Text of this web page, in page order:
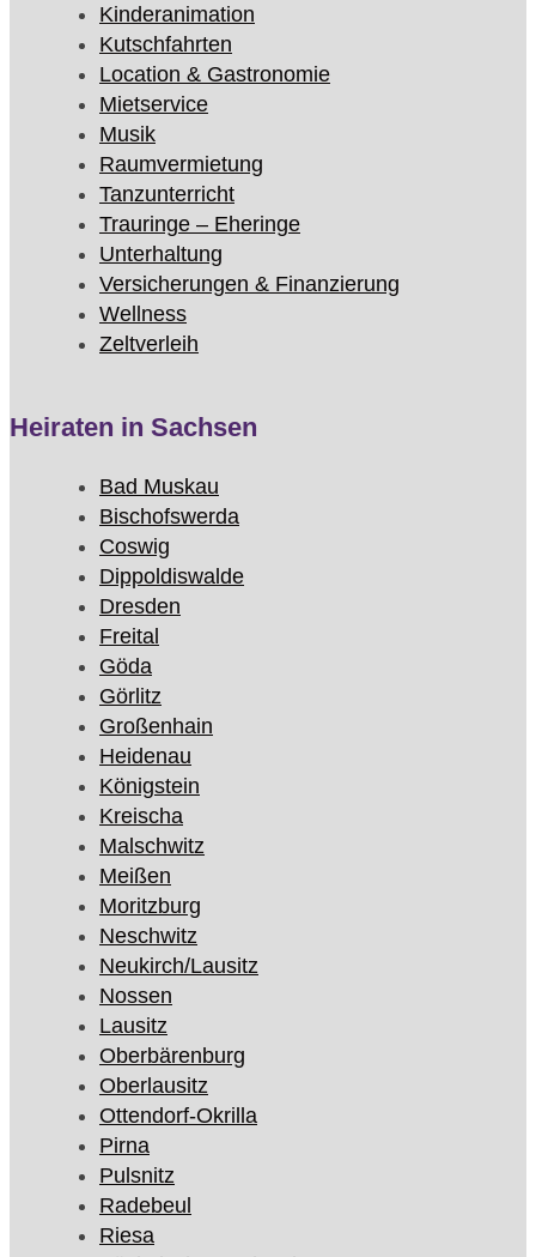
Kinderanimation
Kutschfahrten
Location & Gastronomie
Mietservice
Musik
Raumvermietung
Tanzunterricht
Trauringe – Eheringe
Unterhaltung
Versicherungen & Finanzierung
Wellness
Zeltverleih
Heiraten in Sachsen
Bad Muskau
Bischofswerda
Coswig
Dippoldiswalde
Dresden
Freital
Göda
Görlitz
Großenhain
Heidenau
Königstein
Kreischa
Malschwitz
Meißen
Moritzburg
Neschwitz
Neukirch/Lausitz
Nossen
Lausitz
Oberbärenburg
Oberlausitz
Ottendorf-Okrilla
Pirna
Pulsnitz
Radebeul
Riesa